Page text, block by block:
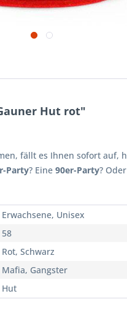
Hut rot"
fällt es Ihnen sofort auf,
Party? Eine 90er-Party?
Erwachsene, Unisex
58
Rot, Schwarz
Mafia, Gangster
Hut